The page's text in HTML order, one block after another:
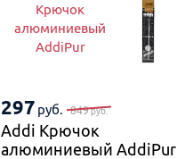
Крючок
алюминиевый
AddiPur
297 руб. 849руб.
Addi Крючок
алюминиевый AddiPur